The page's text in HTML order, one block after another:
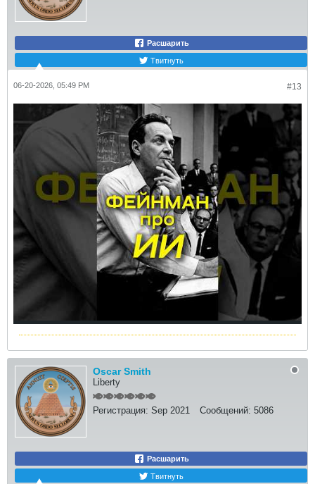
Расшарить
Твитнуть
#13
06-20-2026, 05:49 PM
Oscar Smith
Liberty
Регистрация: Sep 2021 Сообщений: 5086
Расшарить
Твитнуть